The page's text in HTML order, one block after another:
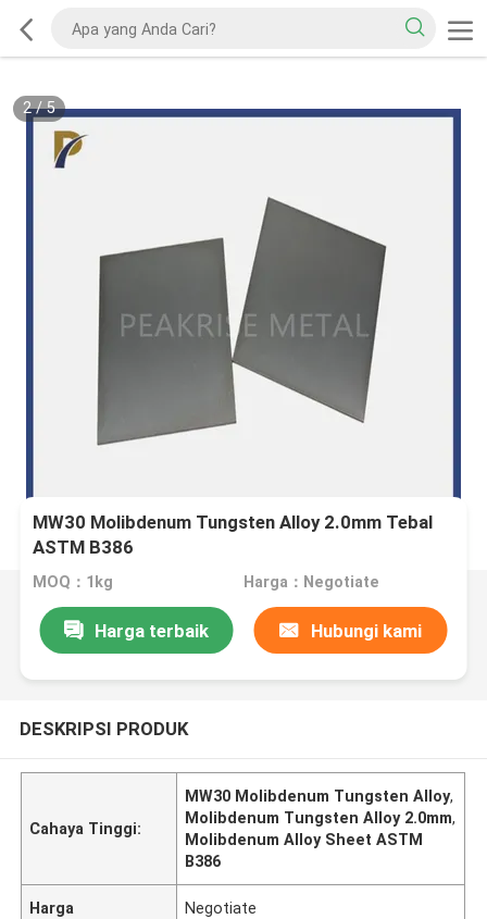
2/5
MW30 Molibdenum Tungsten Alloy 2.0mm Tebal
ASTM B386
MOQ：1kg Harga：Negotiate
Harga terbaik Hubungi kami
DESKRIPSI PRODUK
Cahaya Tinggi:
MW30 Molibdenum Tungsten Alloy,
Molibdenum Tungsten Alloy 2.0mm,
Molibdenum Alloy Sheet ASTM
B386
Harga Negotiate